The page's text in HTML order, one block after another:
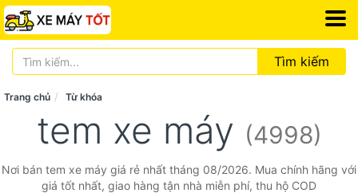
Tìm kiếm
Trang chủ Từ khóa
tem xe máy (4998)
Nơi bán tem xe máy giá rẻ nhất tháng 08/2026. Mua chính hãng với
giá tốt nhất, giao hàng tận nhà miễn phí, thu hộ COD